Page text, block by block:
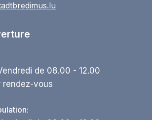
de 08.00 - 12.00
rendez-vous